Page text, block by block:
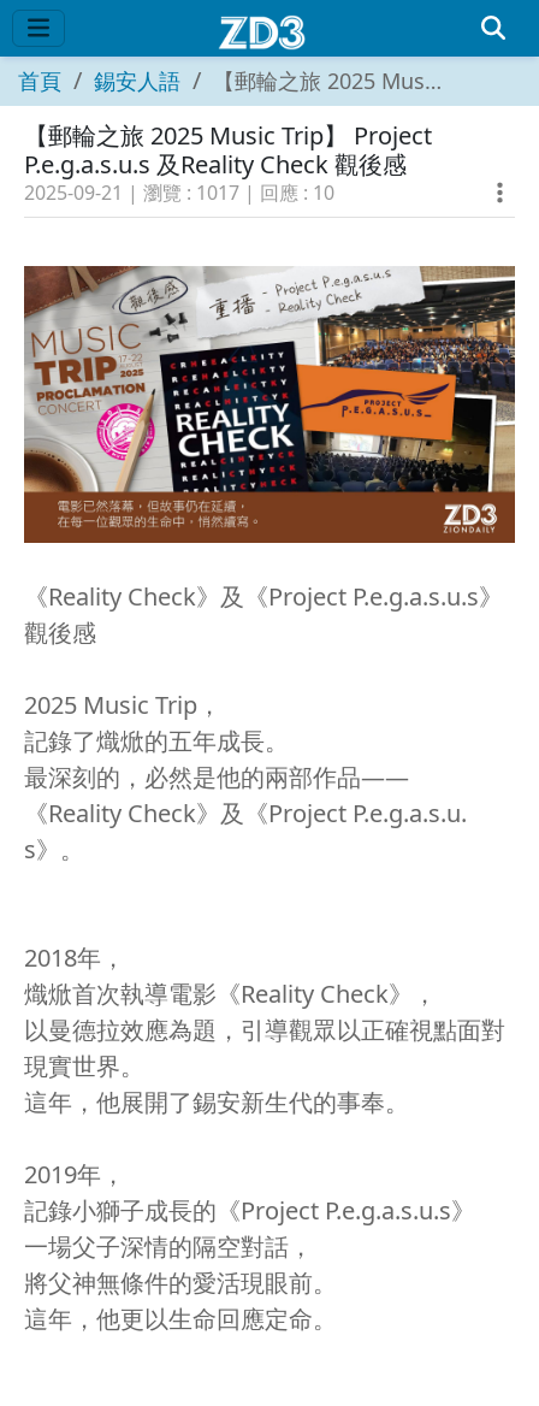
首頁 錫安人語 【郵輪之旅 2025 Music Trip】 Project P.e.g.a.s.u.s 及Reality Check 觀後感
【郵輪之旅 2025 Music Trip】 Project
P.e.g.a.s.u.s 及Reality Check 觀後感
2025-09-21 | 瀏覽 : 1017 | 回應 : 10
《Reality Check》及《Project P.e.g.a.s.u.s》
觀後感
2025 Music Trip，
記錄了熾焮的五年成長。
最深刻的，必然是他的兩部作品——
《Reality Check》及《Project P.e.g.a.s.u.
s》。
2018年，
熾焮首次執導電影《Reality Check》，
以曼德拉效應為題，引導觀眾以正確視點面對
現實世界。
這年，他展開了錫安新生代的事奉。
2019年，
記錄小獅子成長的《Project P.e.g.a.s.u.s》
一場父子深情的隔空對話，
將父神無條件的愛活現眼前。
這年，他更以生命回應定命。